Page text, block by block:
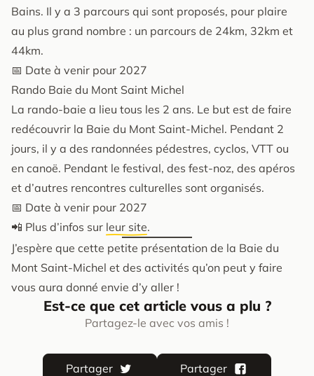
Bains. Il y a 3 parcours qui sont proposés, pour plaire
au plus grand nombre : un parcours de 24km, 32km et
44km.
📅 Date à venir pour 2027
Rando Baie du Mont Saint Michel
La rando-baie a lieu tous les 2 ans. Le but est de faire
redécouvrir la Baie du Mont Saint-Michel. Pendant 2
jours, il y a des randonnées pédestres, cyclos, VTT ou
en canoë. Pendant le festival, des fest-noz, des apéros
et d’autres rencontres culturelles sont organisés.
📅 Date à venir pour 2027
📲 Plus d’infos sur leur site.
J’espère que cette petite présentation de la Baie du
Mont Saint-Michel et des activités qu’on peut y faire
vous aura donné envie d’y aller !
Est-ce que cet article vous a plu ?
Partagez-le avec vos amis !
Partager Partager